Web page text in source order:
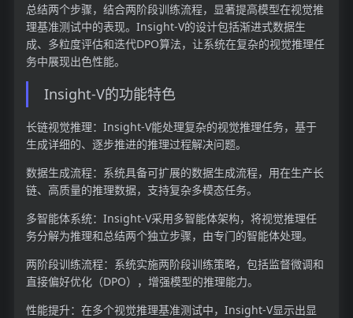
总结两个步骤，结合两阶段训练流程，显著提高模型在视觉推
理基准测试中的表现。Insight-V的设计包括渐进式数据生
成、多粒度评估和迭代DPO算法，让系统在复杂的视觉推理任
务中展现出色性能。
Insight-V的功能特色
长链视觉推理：Insight-V能处理复杂的视觉推理任务，基于
生成详细的、逐步推进的推理过程解决问题。
数据生成流程：系统具备可扩展的数据生成流程，用在生产长
链、高质量的推理数据，支持复杂多模态任务。
多智能体系统：Insight-V采用多智能体架构，将视觉推理任
务分解为推理和总结两个独立步骤，由专门的智能体处理。
两阶段训练流程：系统实施两阶段训练策略，包括监督微调和
直接偏好优化（DPO），增强模型的推理能力。
性能提升：在多个视觉推理基准测试中，Insight-V显示出显